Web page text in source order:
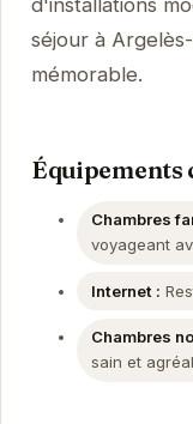
d'installations
séjour à
mémorable.
Équipements
Chambres
voyageant
Internet :
Chambres
sain et